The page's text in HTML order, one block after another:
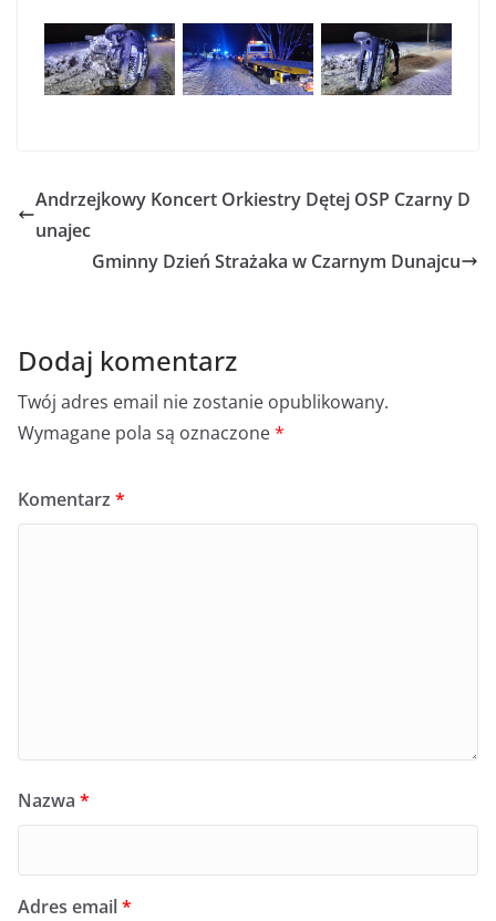
Andrzejkowy Koncert Orkiestry Dętej OSP Czarny D
unajec
Gminny Dzień Strażaka w Czarnym Dunajcu
Dodaj komentarz
Twój adres email nie zostanie opublikowany.
Wymagane pola są oznaczone*
Komentarz *
Nazwa *
Adres email*